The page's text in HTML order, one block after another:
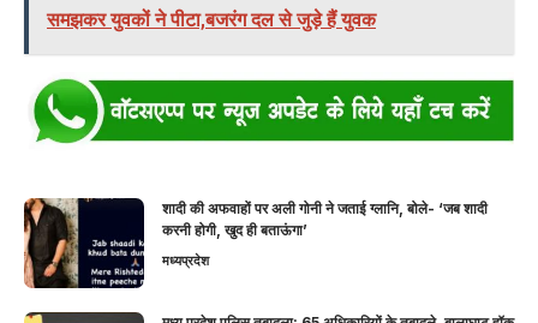
समझकर युवकों ने पीटा,बजरंग दल से जुड़े हैं युवक
शादी की अफवाहों पर अली गोनी ने जताई ग्लानि, बोले- ‘जब शादी
करनी होगी, खुद ही बताऊंगा’
मध्यप्रदेश